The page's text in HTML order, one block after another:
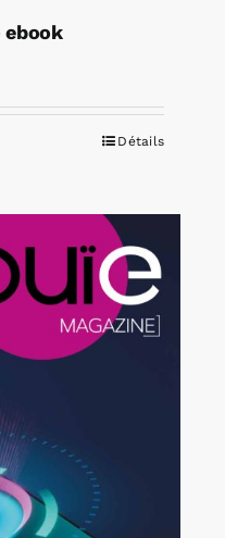
ebook
Détails